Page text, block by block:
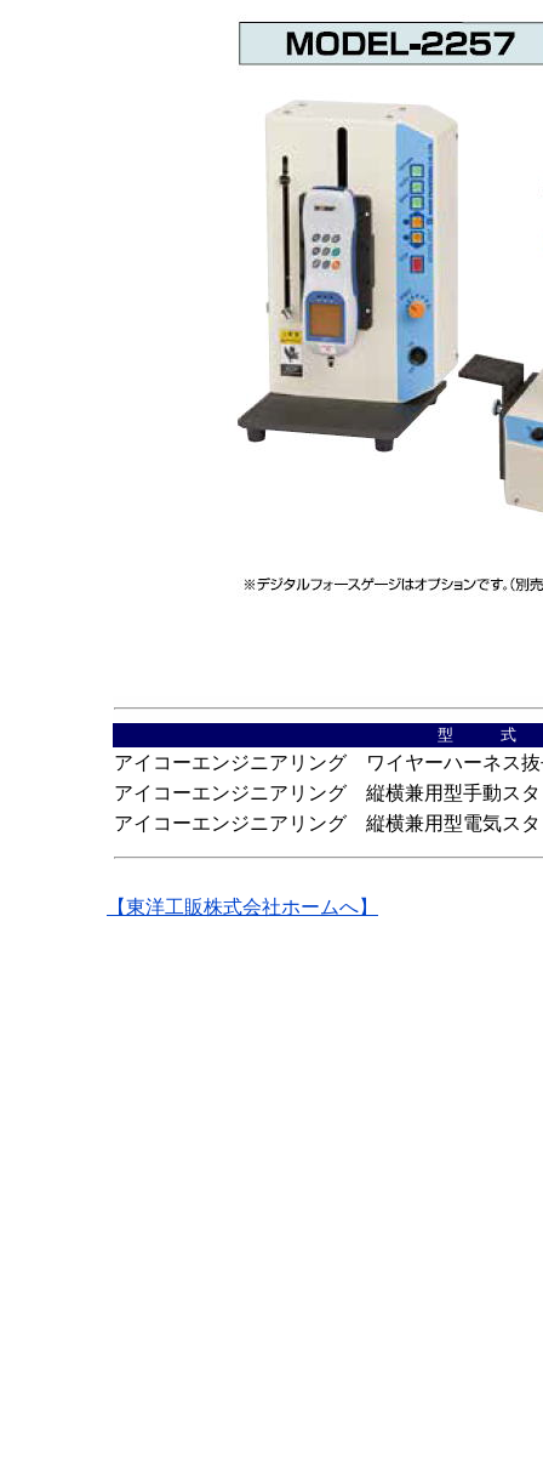
型 式
アイコーエンジニアリング ワイヤーハーネス
アイコーエンジニアリング 縦横兼用型手動ス
アイコーエンジニアリング 縦横兼用型電気ス
【東洋工販株式会社ホームへ】